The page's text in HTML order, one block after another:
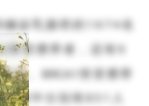
确诊乳腺癌的 1674名
突变携带者，还有9
突变。 BRCA1突变携带
者中分别有851 人